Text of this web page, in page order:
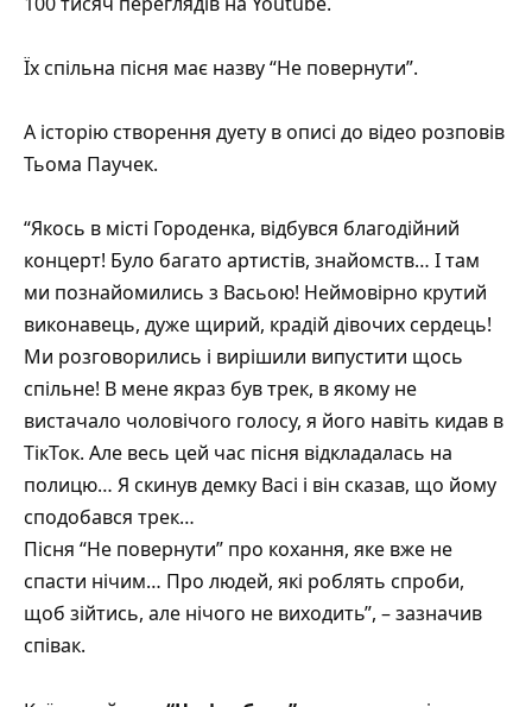
Їх спільна пісня має назву“Не повернути”.
А історію створення дуету в описі до відео розповів
Тьома Паучек.
“Якось в місті Городенка, відбувся благодійний
концерт! Було багато артистів, знайомств… І там
ми познайомились з Васьою! Неймовірно крутий
виконавець, дуже щирий, крадій дівочих сердець!
Ми розговорились і вирішили випустити щось
спільне! В мене якраз був трек, в якому не
вистачало чоловічого голосу, я його навіть кидав в
ТікТок. Але весь цей час пісня відкладалась на
полицю… Я скинув демку Васі і він сказав, що йому
сподобався трек…
Пісня “Не повернути” про кохання, яке вже не
спасти нічим… Про людей, які роблять спроби,
щоб зійтись, але нічого не виходить”, – зазначив
співак.